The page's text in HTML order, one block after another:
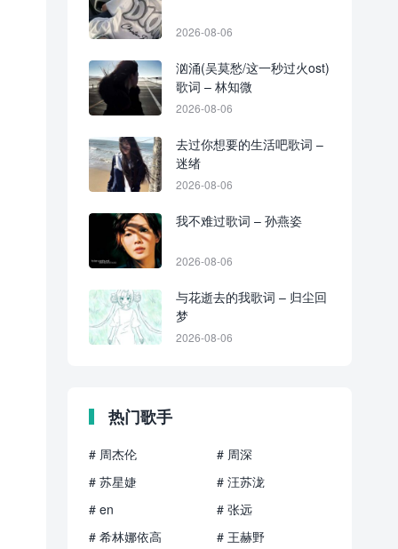
2026-08-06
汹涌(吴莫愁/这一秒过火ost)
歌词 – 林知微
2026-08-06
去过你想要的生活吧歌词 –
迷绪
2026-08-06
我不难过歌词 – 孙燕姿
2026-08-06
与花逝去的我歌词 – 归尘回
梦
2026-08-06
热门歌手
# 周杰伦
# 周深
# 苏星婕
# 汪苏泷
# en
# 张远
# 希林娜依高
# 王赫野